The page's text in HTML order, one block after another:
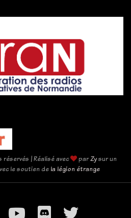
| Réalisé avec parZysur un
le soutien de la légion étrange